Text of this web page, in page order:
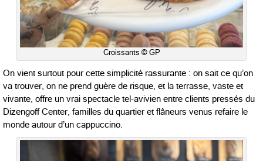
Croissants © GP
On vient surtout pour cette simplicité rassurante : on sait ce qu’on
va trouver, on ne prend guère de risque, et la terrasse, vaste et
vivante, offre un vrai spectacle tel-avivien entre clients pressés du
Dizengoff Center, familles du quartier et flâneurs venus refaire le
monde autour d’un cappuccino.